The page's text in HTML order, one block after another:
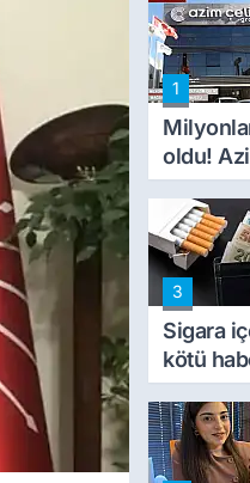
1
oldu!
inşaat
ilk kez
3
Sigara
kötü